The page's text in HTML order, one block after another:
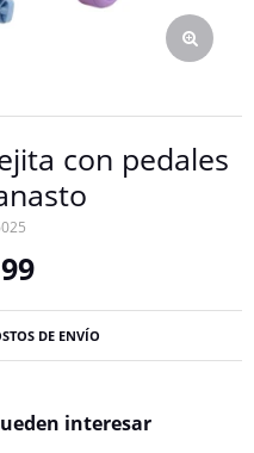
con pedales
DE ENVÍO
interesar